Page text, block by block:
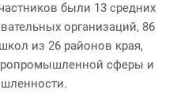
были 13 средних
организаций, 86
из 26 районов края,
сферы и